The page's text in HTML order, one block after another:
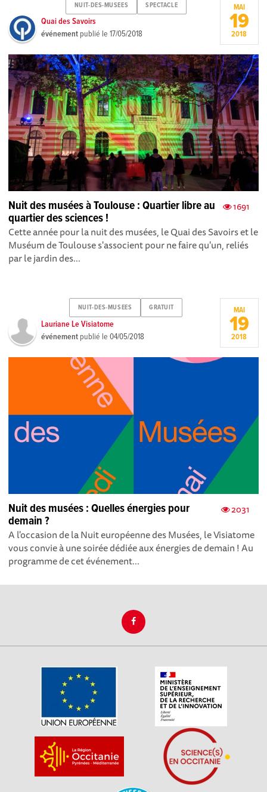
NUIT-DES-MUSEES SPECTACLE
Quai des Savoirs
événement publié le17/05/2018
MAI
19
2018
1691
Nuit des musées à Toulouse : Quartier libre au
quartier des sciences !
Cette année pour la nuit des musées, le Quai des Savoirs et le
Muséum de Toulouse s'associent pour ne faire qu'un, reliés
par le jardin des...
NUIT-DES-MUSEES GRATUIT
Lauriane Le Visiatome
événement publié le04/05/2018
MAI
19
2018
2031
Nuit des musées : Quelles énergies pour
demain ?
A l'occasion de la Nuit européenne des Musées, le Visiatome
vous convie à une soirée dédiée aux énergies de demain ! Au
programme de cet événement...